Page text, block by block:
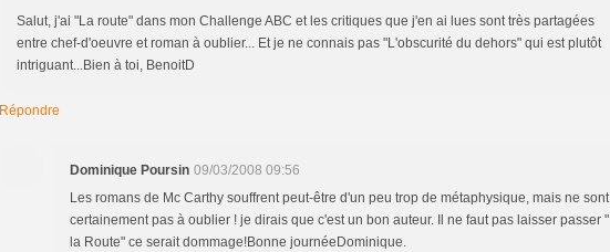
Salut, j'ai "La route" dans mon Challenge ABC et les critiques que j'en ai lues sont très partagées
entre chef-d'oeuvre et roman à oublier... Et je ne connais pas "L'obscurité du dehors" qui est plutôt
intriguant...Bien à toi, BenoitD
Répondre
Dominique Poursin 09/03/2008 09:56
Les romans de Mc Carthy souffrent peut-être d'un peu trop de métaphysique, mais ne sont
certainement pas à oublier ! je dirais que c'est un bon auteur. Il ne faut pas laisser passer "
la Route" ce serait dommage!Bonne journéeDominique.